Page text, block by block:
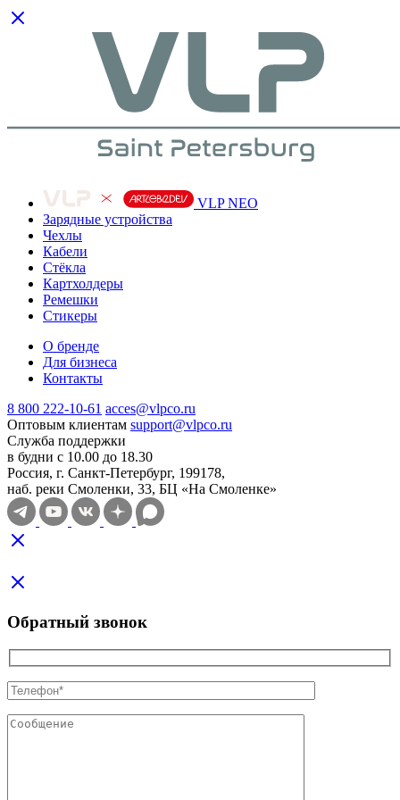
VLP NEO
Зарядные устройства
Чехлы
Кабели
Cтёкла
Картхолдеры
Ремешки
Стикеры
О бренде
Для бизнеса
Контакты
8 800 222-10-61 acces@vlpco.ru
Оптовым клиентам support@vlpco.ru
Служба поддержки
в будни с 10.00 до 18.30
Россия, г. Санкт-Петербург, 199178,
наб. реки Смоленки, 33, БЦ «На Смоленке»
Обратный звонок